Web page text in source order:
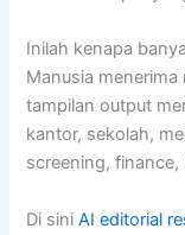
Inilah kenapa
Manusia
tampilan output
kantor, sekolah,
screening,
Di siniAI editorial